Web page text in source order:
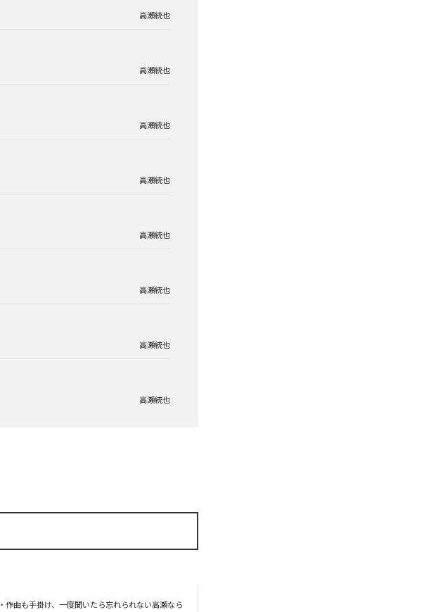
高瀬統也
高瀬統也
高瀬統也
高瀬統也
高瀬統也
高瀬統也
高瀬統也
高瀬統也
作曲も手掛け、一度聞いたら忘れられない高瀬なら